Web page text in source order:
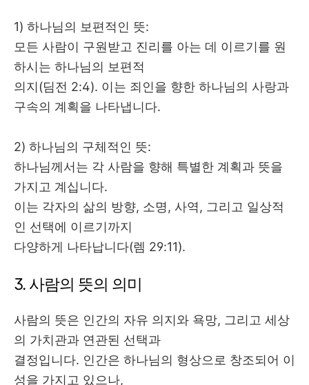
1) 하나님의 보편적인 뜻:
모든 사람이 구원받고 진리를 아는 데 이르기를 원
하시는 하나님의 보편적
의지 (딤전 2:4). 이는 죄인을 향한 하나님의 사랑과
구속의 계획을 나타냅니다.
2) 하나님의 구체적인 뜻:
하나님께서는 각 사람을 향해 특별한 계획과 뜻을
가지고 계십니다.
이는 각자의 삶의 방향, 소명, 사역, 그리고 일상적
인 선택에 이르기까지
다양하게 나타납니다(렘 29:11).
3. 사람의 뜻의 의미
사람의 뜻은 인간의 자유 의지와 욕망, 그리고 세상
의 가치관과 연관된 선택과
결정입니다. 인간은 하나님의 형상으로 창조되어 이
성을 가지고 있으나,